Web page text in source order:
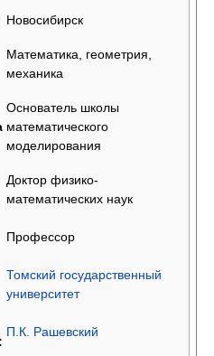
Новосибирск
Математика, геометрия,
механика
Основатель школы
математического
моделирования
Доктор физико-
математических наук
Профессор
Томский государственный
университет
П.К. Рашевский